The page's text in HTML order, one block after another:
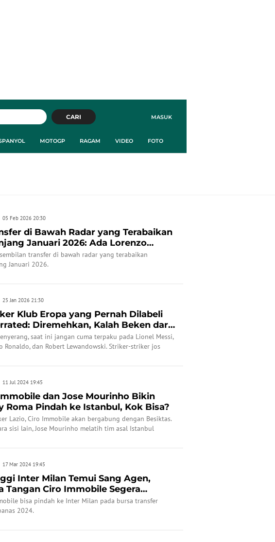
MASUK
CARI
MOTOGP RAGAM VIDEO FOTO
05 Feb 2026 20:30
di Bawah Radar yang Terabaikan
Januari 2026: Ada Lorenzo
hing...transfer di bawah radar yang terabaikan
Januari 2026.
25 Jan 2026 21:30
Klub Eropa yang Pernah Dilabeli
Diremehkan, Kalah Beken dari
Ba...
saat ini jangan cuma terpaku pada Lionel Messi,
Ronaldo, dan Robert Lewandowski. Striker-striker jos
11 Jul 2024 19:45
dan Jose Mourinho Bikin
Roma Pindah ke Istanbul, Kok Bisa?
Lazio, Ciro Immobile akan bergabung dengan Besiktas.
sisi lain, Jose Mourinho melatih tim asal Istanbul
17 Mar 2024 19:45
Inter Milan Temui Sang Agen,
Tangan Ciro Immobile Segera
bisa pindah ke Inter Milan pada bursa transfer
2024.